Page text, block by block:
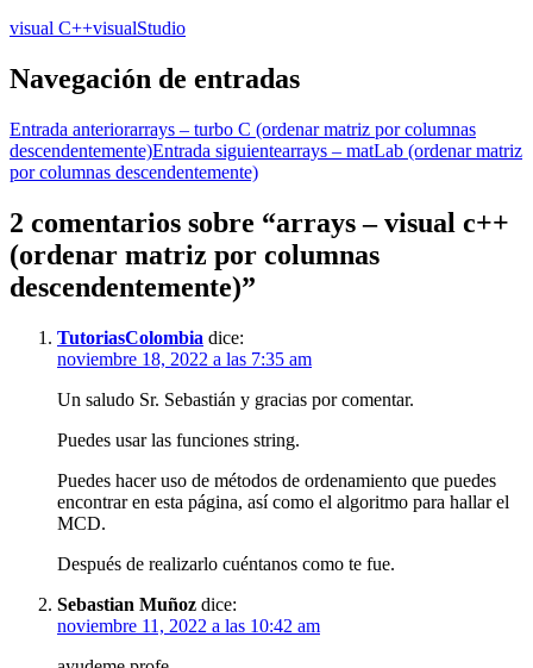
visual C++visualStudio
Navegación de entradas
Entrada anteriorarrays – turbo C (ordenar matriz por columnas
descendentemente)Entrada siguientearrays – matLab (ordenar matriz
por columnas descendentemente)
2 comentarios sobre “arrays – visual c++
(ordenar matriz por columnas
descendentemente)”
TutoriasColombia dice:
noviembre 18, 2022 a las 7:35 am
Un saludo Sr. Sebastián y gracias por comentar.
Puedes usar las funciones string.
Puedes hacer uso de métodos de ordenamiento que puedes
encontrar en esta página, así como el algoritmo para hallar el
MCD.
Después de realizarlo cuéntanos como te fue.
Sebastian Muñoz dice:
noviembre 11, 2022 a las 10:42 am